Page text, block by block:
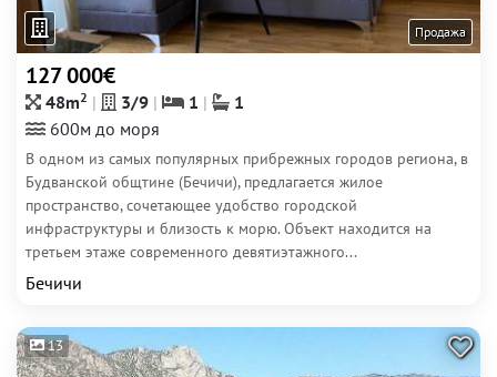
Продажа
127 000€
48m2 3/9 1
1
600м до моря
В одном из самых популярных прибрежных городов региона, в
Будванской общтине (Бечичи), предлагается жилое
пространство, сочетающее удобство городской
инфраструктуры и близость к морю. Объект находится на
третьем этаже современного девятиэтажного...
Бечичи
13